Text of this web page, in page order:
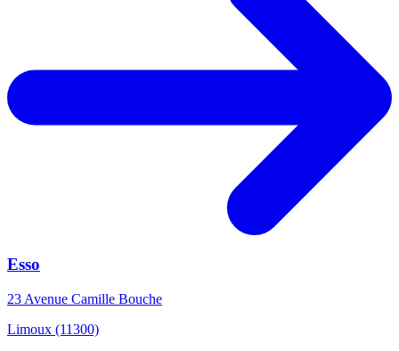
Esso
23 Avenue Camille Bouche
Limoux (11300)